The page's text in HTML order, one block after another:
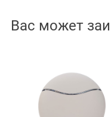
Вас может